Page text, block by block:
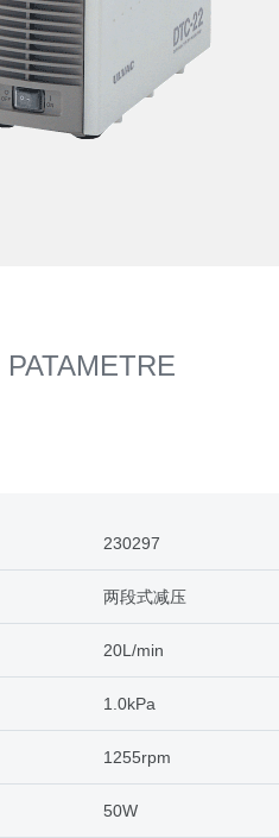
PATAMETRE
230297
两段式减压
20L/min
1.0kPa
1255rpm
50W